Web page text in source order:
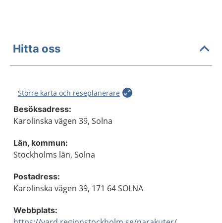
Hitta oss
Större karta och reseplanerare
Besöksadress:
Karolinska vägen 39, Solna
Län, kommun:
Stockholms län, Solna
Postadress:
Karolinska vägen 39, 171 64 SOLNA
Webbplats: